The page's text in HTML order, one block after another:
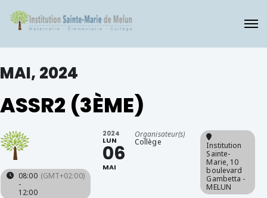
MAI, 2024
ASSR2 (3ÈME)
08:00
-
12:00
(GMT+02:00)
2024
LUN
06
MAI
Organisateur(s)
Collège
Institution
Sainte-
Marie, 10
boulevard
Gambetta -
MELUN